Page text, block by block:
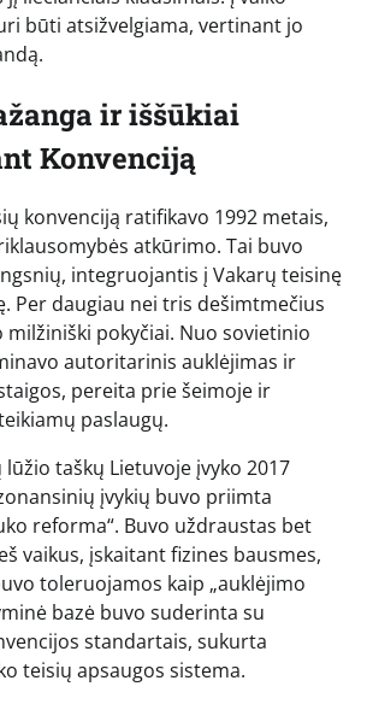
būti atsižvelgiama, vertinant jo
ir iššūkiai
Konvenciją
konvenciją ratifikavo 1992 metais,
atkūrimo. Tai buvo
integruojantis į Vakarų teisinę
Per daugiau nei tris dešimtmečius
milžiniški pokyčiai. Nuo sovietinio
autoritarinis auklėjimas ir
pereita prie šeimoje ir
paslaugų.
taškų Lietuvoje įvyko 2017
įvykių buvo priimta
reforma“. Buvo uždraustas bet
vaikus, įskaitant fizines bausmes,
toleruojamos kaip „auklėjimo
bazė buvo suderinta su
standartais, sukurta
teisių apsaugos sistema.